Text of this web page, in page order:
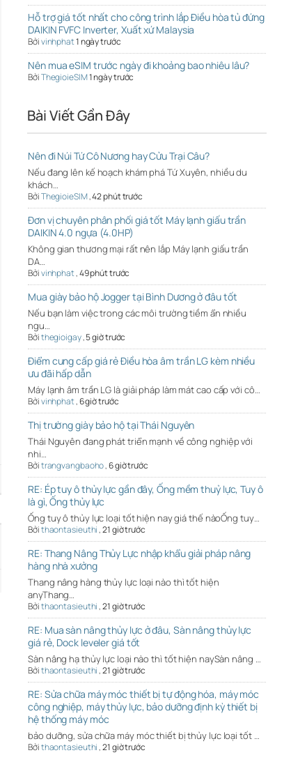
Hỗ trợ giá tốt nhất cho công trình lắp Điều hòa tủ đứng
DAIKIN FVFC Inverter, Xuất xứ Malaysia
Bởivinhphat1 ngày trước
Nên mua eSIM trước ngày đi khoảng bao nhiêu lâu?
BởiThegioieSIM1 ngày trước
Bài Viết Gần Đây
Nên đi Núi Tứ Cô Nương hay Cửu Trại Câu?
Nếu đang lên kế hoạch khám phá Tứ Xuyên, nhiều du
khách…
BởiThegioieSIM,42 phút trước
Đơn vị chuyên phân phối giá tốt Máy lạnh giấu trần
DAIKIN 4.0 ngựa (4.0HP)
Không gian thương mại rất nên lắp Máy lạnh giấu trần
DA…
Bởivinhphat,49 phút trước
Mua giày bảo hộ Jogger tại Bình Dương ở đâu tốt
Nếu bạn làm việc trong các môi trường tiềm ẩn nhiều
ngu…
Bởithegioigay,5 giờ trước
Điểm cung cấp giá rẻ Điều hòa âm trần LG kèm nhiều
ưu đãi hấp dẫn
Máy lạnh âm trần LG là giải pháp làm mát cao cấp với cô…
Bởivinhphat,6 giờ trước
Thị trường giày bảo hộ tại Thái Nguyên
Thái Nguyên đang phát triển mạnh về công nghiệp với
nhi…
Bởitrangvangbaoho,6 giờ trước
RE: Ép tuy ô thủy lực gần đây, Ống mềm thuỷ lực, Tuy ô
là gì, Ống thủy lực
Ống tuy ô thủy lực loại tốt hiện nay giá thế nàoỐng tuy…
Bởithaontasieuthi,21 giờ trước
RE: Thang Nâng Thủy Lực nhập khẩu giải pháp nâng
hàng nhà xưởng
Thang nâng hàng thủy lực loại nào thì tốt hiện
anyThang…
Bởithaontasieuthi,21 giờ trước
RE: Mua sàn nâng thủy lực ở đâu, Sàn nâng thủy lực
giá rẻ, Dock leveler giá tốt
Sàn nâng hạ thủy lực loại nào thì tốt hiện naySàn nâng …
Bởithaontasieuthi,21 giờ trước
RE: Sửa chữa máy móc thiết bị tự động hóa, máy móc
công nghiệp, máy thủy lực, bảo dưỡng định kỳ thiết bị
hệ thống máy móc
bảo dưỡng, sửa chữa máy móc thiết bị thủy lực loại tốt …
Bởithaontasieuthi,21 giờ trước